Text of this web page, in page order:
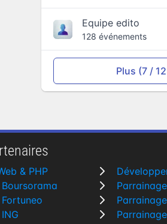
Equipe edito
128 événements
Plus (7 /
& PHP